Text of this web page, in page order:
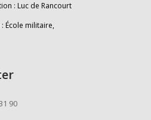
: Luc de Rancourt
École militaire,
90